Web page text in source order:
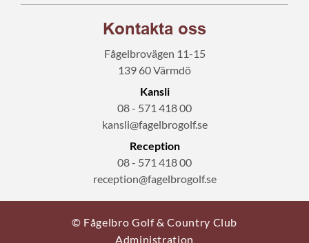
Kontakta oss
Fågelbrovägen 11-15
139 60 Värmdö
Kansli
08 - 571 418 00
kansli@fagelbrogolf.se
Reception
08 - 571 418 00
reception@fagelbrogolf.se
© Fågelbro Golf & Country Club
Administration